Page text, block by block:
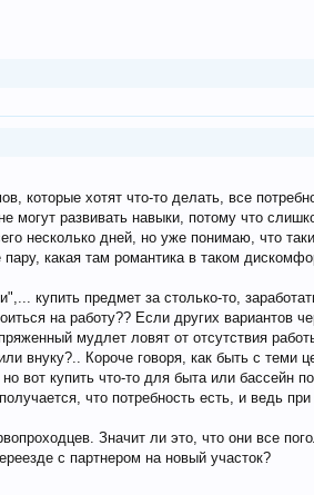
которые хотят что-то делать, все
развивать навыки, потому что
несколько дней, но уже понимаю, что
какая там романтика в таком
купить предмет за столько-то,
на работу?? Если других вариантов
мудлет ловят от отсутствия
внуку?.. Короче говоря, как быть с теми
вот купить что-то для быта или бассейн
что потребность есть, и ведь
Значит ли это, что они все
с партнером на новый участок?